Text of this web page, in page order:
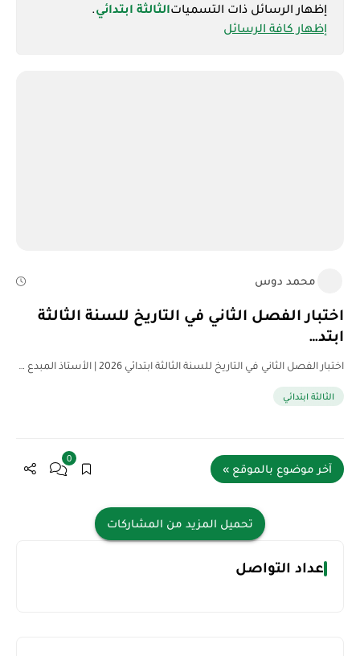
‏إظهار الرسائل ذات التسمياتالثالثة ابتدائي.
إظهار كافة الرسائل
محمد دوس
اختبار الفصل الثاني في التاريخ للسنة الثالثة
ابتد…
اختبار الفصل الثاني في التاريخ للسنة الثالثة ابتدائي 2026 | الأستاذ المبدع …
الثالثة ابتدائي
آخر موضوع بالموقع »
0
تحميل المزيد من المشاركات
عداد التواصل